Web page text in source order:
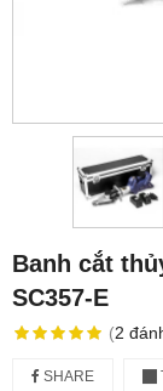
Banh cắt
SC357-E
(2
SHARE